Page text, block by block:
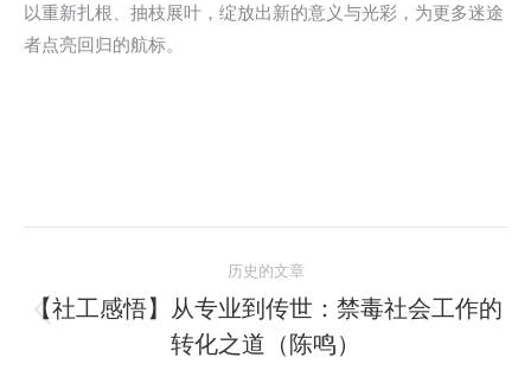
以重新扎根、抽枝展叶，绽放出新的意义与光彩，为更多迷途
者点亮回归的航标。
章
历史的文章
历
史
【社工感悟】从专业到传世：禁毒社会工作的
转化之道（陈鸣）